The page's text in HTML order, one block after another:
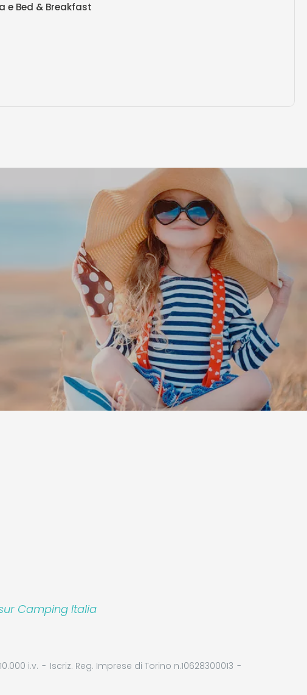
e Bed & Breakfast
Camping Italia
i.v.
Iscriz. Reg. Imprese di Torino n.10628300013